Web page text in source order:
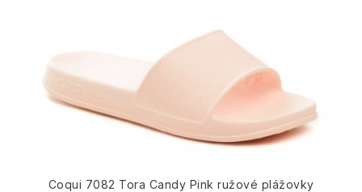
Coqui 7082 Tora Candy Pink ružové plážovky